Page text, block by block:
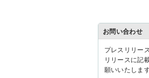
お問い合わせ
プレスリリー
リリースに記
願いいたします